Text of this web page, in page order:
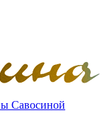
Савосиной